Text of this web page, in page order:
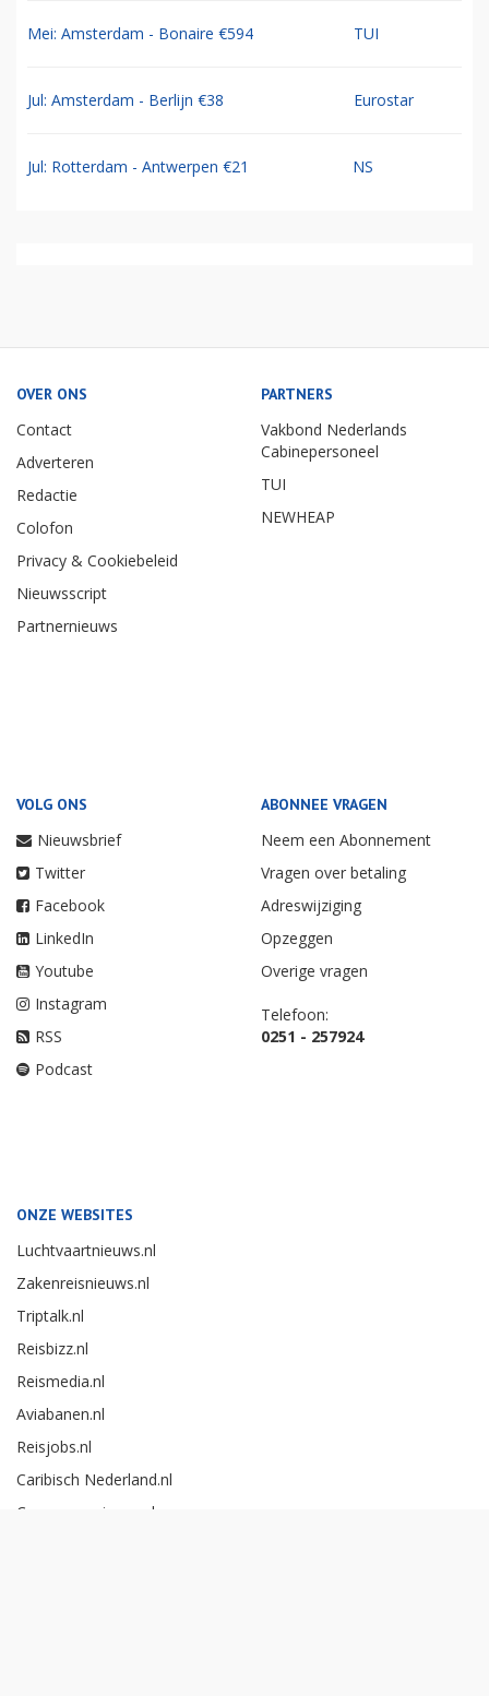
Mei: Amsterdam - Bonaire €594 TUI
Jul: Amsterdam - Berlijn €38 Eurostar
Jul: Rotterdam - Antwerpen €21 NS
OVER ONS
Contact
Adverteren
Redactie
Colofon
Privacy & Cookiebeleid
Nieuwsscript
Partnernieuws
PARTNERS
Vakbond Nederlands
Cabinepersoneel
TUI
NEWHEAP
VOLG ONS
Nieuwsbrief
Twitter
Facebook
LinkedIn
Youtube
Instagram
RSS
Podcast
ABONNEE VRAGEN
Neem een Abonnement
Vragen over betaling
Adreswijziging
Opzeggen
Overige vragen
Telefoon:
0251 - 257924
ONZE WEBSITES
Luchtvaartnieuws.nl
Zakenreisnieuws.nl
Triptalk.nl
Reisbizz.nl
Reismedia.nl
Aviabanen.nl
Reisjobs.nl
Caribisch Nederland.nl
Careerexperience.nl